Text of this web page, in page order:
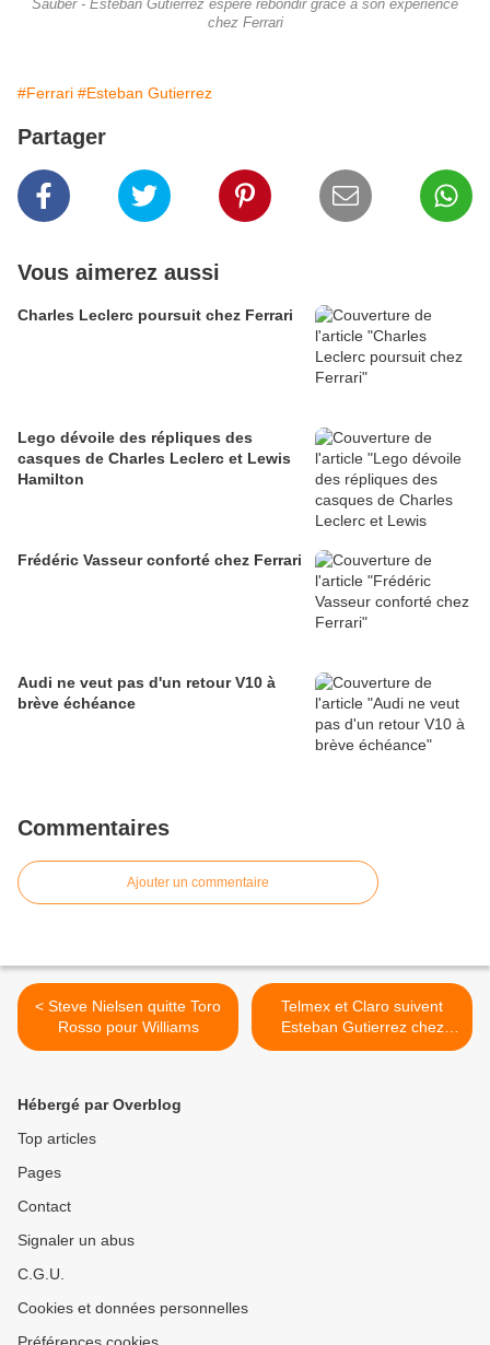
Sauber - Esteban Gutierrez espère rebondir grâce à son expérience
chez Ferrari
#Ferrari #Esteban Gutierrez
Partager
Vous aimerez aussi
Charles Leclerc poursuit chez Ferrari
Lego dévoile des répliques des
casques de Charles Leclerc et Lewis
Hamilton
Frédéric Vasseur conforté chez Ferrari
Audi ne veut pas d'un retour V10 à
brève échéance
Commentaires
Ajouter un commentaire
< Steve Nielsen quitte Toro
Rosso pour Williams
Telmex et Claro suivent
Esteban Gutierrez chez
Ferrari >
Hébergé par Overblog
Top articles
Pages
Contact
Signaler un abus
C.G.U.
Cookies et données personnelles